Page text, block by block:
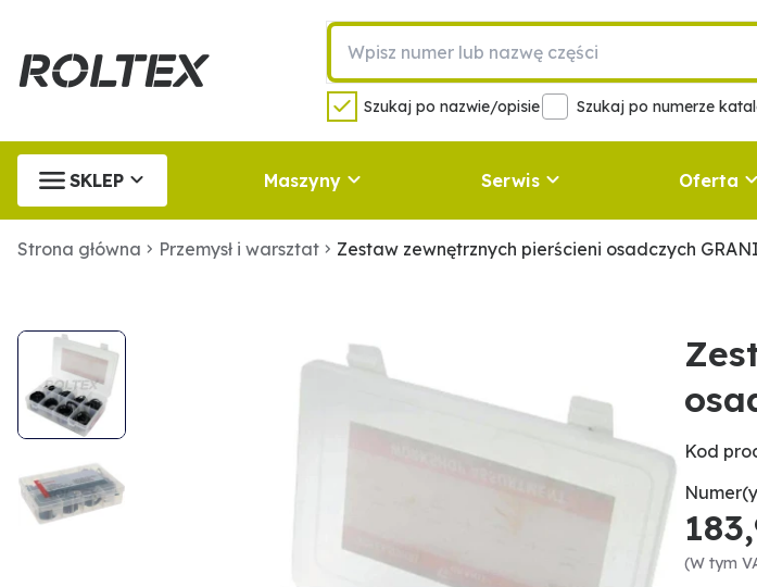
Szukaj po nazwie/opisie Szukaj po numerze
SKLEP Maszyny Serwis Oferta
Strona główna Przemysł i warsztat Zestaw zewnętrznych pierścieni osadczych
Kod
(W tym